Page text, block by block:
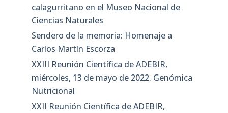
calagurritano en el Museo Nacional de
Ciencias Naturales
Sendero de la memoria: Homenaje a
Carlos Martín Escorza
XXIII Reunión Científica de ADEBIR,
miércoles, 13 de mayo de 2022. Genómica
Nutricional
XXII Reunión Científica de ADEBIR,